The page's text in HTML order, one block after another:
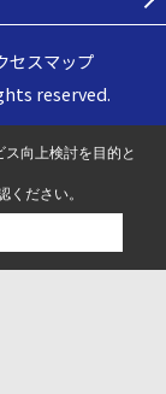
セスマップ
reserved.
向上検討を目的と
ください。